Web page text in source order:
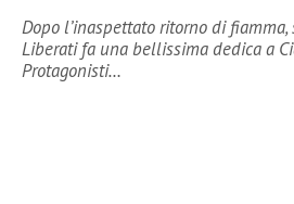
Dopo l’inaspettato ritorno di fiamma,
Liberati fa una bellissima dedica a
Protagonisti…